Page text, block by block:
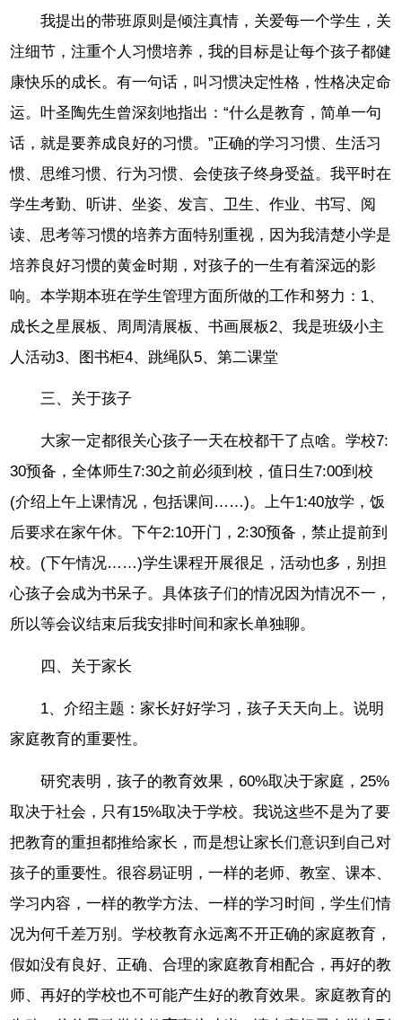
我提出的带班原则是倾注真情，关爱每一个学生，关
注细节，注重个人习惯培养，我的目标是让每个孩子都健
康快乐的成长。有一句话，叫习惯决定性格，性格决定命
运。叶圣陶先生曾深刻地指出：“什么是教育，简单一句
话，就是要养成良好的习惯。”正确的学习习惯、生活习
惯、思维习惯、行为习惯、会使孩子终身受益。我平时在
学生考勤、听讲、坐姿、发言、卫生、作业、书写、阅
读、思考等习惯的培养方面特别重视，因为我清楚小学是
培养良好习惯的黄金时期，对孩子的一生有着深远的影
响。本学期本班在学生管理方面所做的工作和努力：1、
成长之星展板、周周清展板、书画展板2、我是班级小主
人活动3、图书柜4、跳绳队5、第二课堂
三、关于孩子
大家一定都很关心孩子一天在校都干了点啥。学校7:
30预备，全体师生7:30之前必须到校，值日生7:00到校
(介绍上午上课情况，包括课间……)。上午1:40放学，饭
后要求在家午休。下午2:10开门，2:30预备，禁止提前到
校。(下午情况……)学生课程开展很足，活动也多，别担
心孩子会成为书呆子。具体孩子们的情况因为情况不一，
所以等会议结束后我安排时间和家长单独聊。
四、关于家长
1、介绍主题：家长好好学习，孩子天天向上。说明
家庭教育的重要性。
研究表明，孩子的教育效果，60%取决于家庭，25%
取决于社会，只有15%取决于学校。我说这些不是为了要
把教育的重担都推给家长，而是想让家长们意识到自己对
孩子的重要性。很容易证明，一样的老师、教室、课本、
学习内容，一样的教学方法、一样的学习时间，学生们情
况为何千差万别。学校教育永远离不开正确的家庭教育，
假如没有良好、正确、合理的家庭教育相配合，再好的教
师、再好的学校也不可能产生好的教育效果。家庭教育的